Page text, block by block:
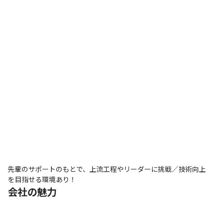
先輩のサポートのもとで、上流工程やリーダーに挑戦／技術向上
を目指せる環境あり！
会社の魅力